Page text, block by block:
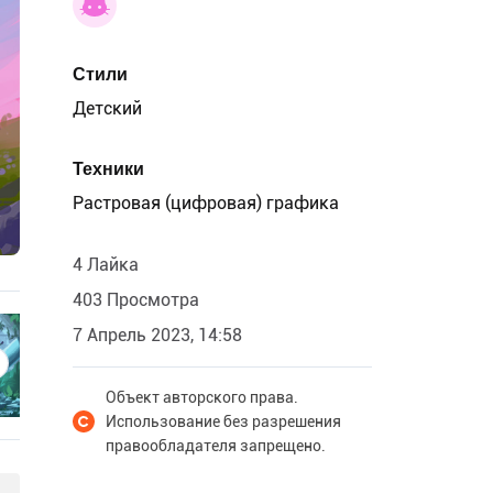
Стили
Детский
Техники
Растровая (цифровая) графика
4 Лайка
403 Просмотра
7 Апрель 2023, 14:58
Объект авторского права.
Использование без разрешения
правообладателя запрещено.